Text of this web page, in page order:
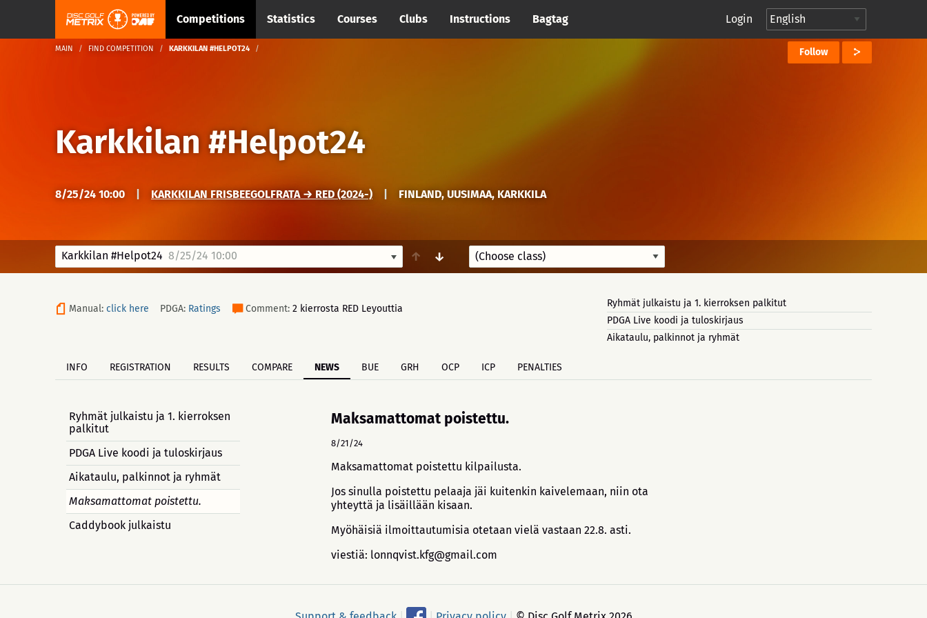
Competitions Statistics Courses Clubs Instructions Bagtag Login
MAIN FIND COMPETITION KARKKILAN #HELPOT24 Follow
Karkkilan #Helpot24
8/25/24 10:00 KARKKILAN FRISBEEGOLFRATA → RED (2024-) FINLAND, UUSIMAA, KARKKILA
Karkkilan #Helpot24 8/25/24 10:00 ↑ ↓
Manual: click here PDGA: Ratings Comment: 2 kierrosta RED Leyouttia
Ryhmät julkaistu ja 1. kierroksen palkitut
PDGA Live koodi ja tuloskirjaus
Aikataulu, palkinnot ja ryhmät
INFO REGISTRATION RESULTS COMPARE NEWS BUE GRH OCP ICP PENALTIES
Ryhmät julkaistu ja 1. kierroksen
palkitut
PDGA Live koodi ja tuloskirjaus
Aikataulu, palkinnot ja ryhmät
Maksamattomat poistettu.
Caddybook julkaistu
Maksamattomat poistettu.
8/21/24
Maksamattomat poistettu kilpailusta.
Jos sinulla poistettu pelaaja jäi kuitenkin kaivelemaan, niin ota
yhteyttä ja lisäillään kisaan.
Myöhäisiä ilmoittautumisia otetaan vielä vastaan 22.8. asti.
viestiä: lonnqvist.kfg@gmail.com